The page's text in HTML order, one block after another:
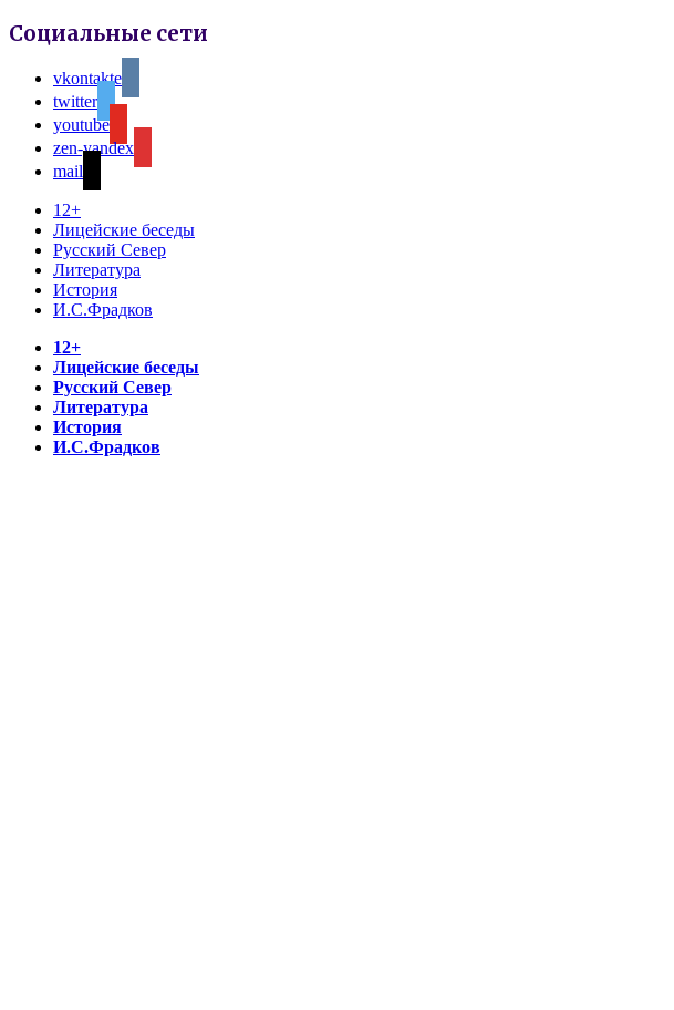
Социальные сети
vkontakte
twitter
youtube
zen-yandex
mail
12+
Лицейские беседы
Русский Север
Литература
История
И.С.Фрадков
12+
Лицейские беседы
Русский Север
Литература
История
И.С.Фрадков